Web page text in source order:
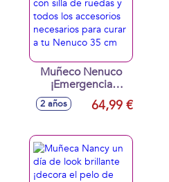
Muñeco Nenuco
¡Emergencia
Doctora! con silla
de ruedas y todos
necesarios para
curar a tu Nenuco
35 cm
2 años 64,99 €